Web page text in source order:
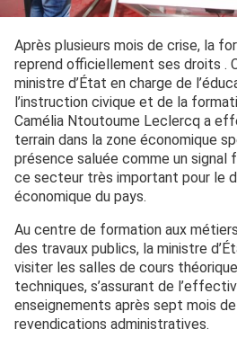
Après plusieurs mois de crise, la
reprend officiellement ses droits .
ministre d’État en charge de
l’instruction civique et de la
Camélia Ntoutoume Leclercq a
terrain dans la zone économique
présence saluée comme un signal
ce secteur très important pour le
économique du pays.
Au centre de formation aux
des travaux publics, la ministre
visiter les salles de cours
techniques, s’assurant de
enseignements après sept mois
revendications administratives.